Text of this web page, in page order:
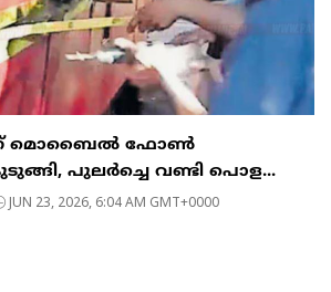
മൊബൈൽ ഫോൺ
പുലർച്ചെ വണ്ടി പൊള...
JUN 23, 2026, 6:04 AM GMT+0000